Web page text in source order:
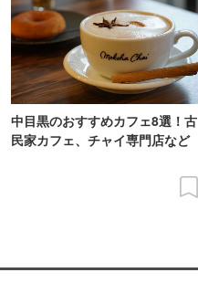
中目黒のおすすめカフェ8選！古
民家カフェ、チャイ専門店など